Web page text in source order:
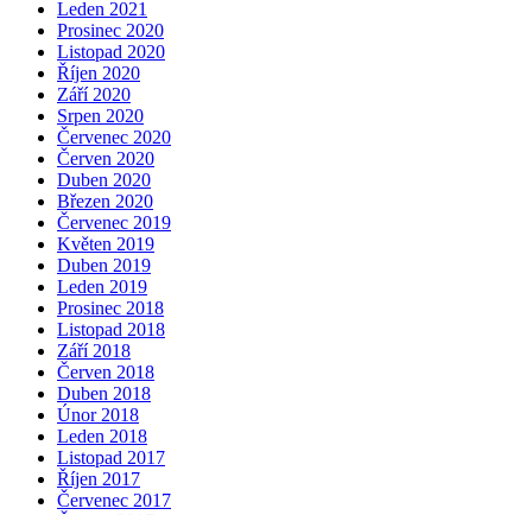
Leden 2021
Prosinec 2020
Listopad 2020
Říjen 2020
Září 2020
Srpen 2020
Červenec 2020
Červen 2020
Duben 2020
Březen 2020
Červenec 2019
Květen 2019
Duben 2019
Leden 2019
Prosinec 2018
Listopad 2018
Září 2018
Červen 2018
Duben 2018
Únor 2018
Leden 2018
Listopad 2017
Říjen 2017
Červenec 2017